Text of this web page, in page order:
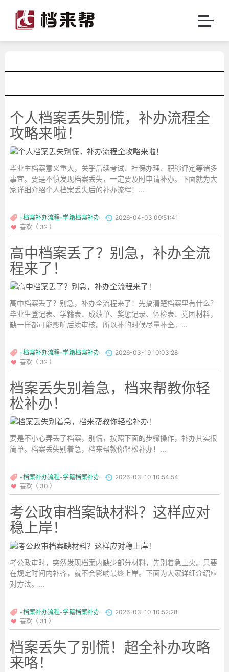
个人档案丢失别慌，补办流程全
攻略来啦！
毕业生档案意义重大，关乎后续考试、社保办理、职称评定等诸多
事宜。要是不慎发现档案丢失，一定要及时申请补办。下面就为大
家详细介绍个人档案丢失后的补办流程！...
-档案补办流程-学籍档案补办
2026-04-03 09:51:41
喜欢（ 32 ）
高中档案丢了？别急，补办全流
程来了！
高中档案丢了？别急，补办全流程来了！先搞清楚档案里有什么？
毕业生登记表、学籍表、成绩单、奖惩记录、体检表、党团材料，
缺一样都可能影响后续审核。所以补的时候尽量补全。
-档案补办流程-学籍档案补办
2026-03-19 10:03:28
喜欢（ 32 ）
档案丢失别着急，档来帮教你轻
松补办！
要是不小心弄丢了档案，别慌，按照下面的步骤操作，补办其实很
简单。档案丢失别着急，档来帮教你轻松补办！...
-档案补办流程-学籍档案补办
2026-03-10 10:54:54
喜欢（ 30 ）
考公政审档案缺材料？这样应对
稳上岸！
考公政审时，突然发现档案内缺少部分材料，先别着急上火。只要
在规定时间内补齐，就不会影响最终上岸。下面为大家详细介绍应
对方法。...
-档案补办流程-学籍档案补办
2026-03-10 10:52:28
喜欢（ 31 ）
档案丢失了别慌！超全补办攻略
来咯！